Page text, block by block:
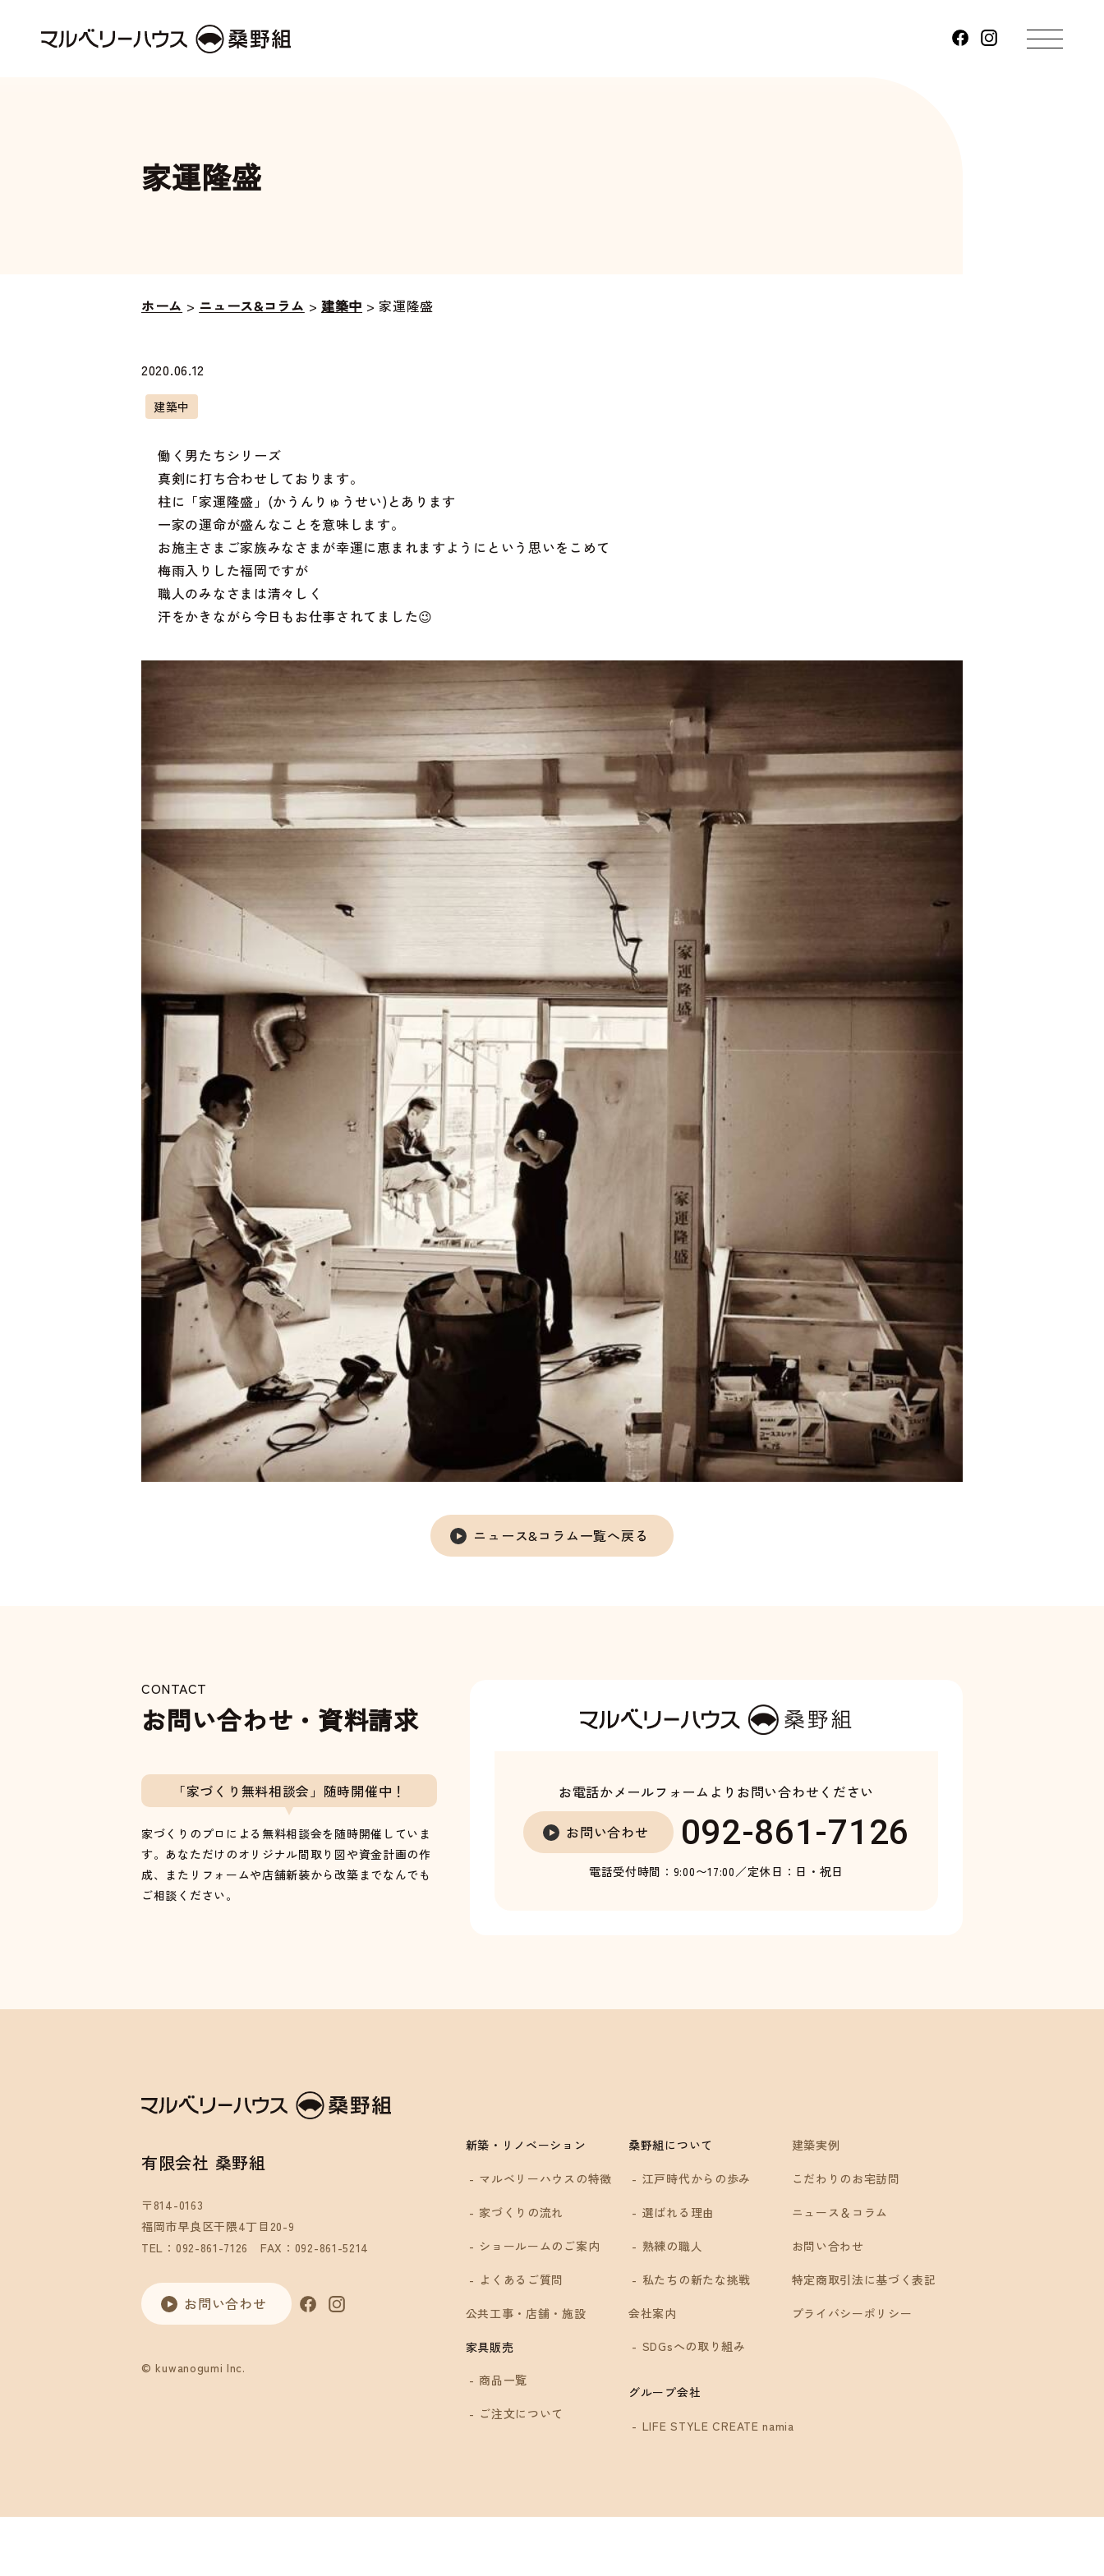
家運隆盛
ホーム > ニュース&コラム > 建築中 > 家運隆盛
2020.06.12
建築中
働く男たちシリーズ
真剣に打ち合わせしております。
柱に「家運隆盛」(かうんりゅうせい)とあります
一家の運命が盛んなことを意味します。
お施主さまご家族みなさまが幸運に恵まれますようにという思いをこめて
梅雨入りした福岡ですが
職人のみなさまは清々しく
汗をかきながら今日もお仕事されてました😉
ニュース&コラム一覧へ戻る
CONTACT
お問い合わせ・資料請求
「家づくり無料相談会」随時開催中！
家づくりのプロによる無料相談会を随時開催していま
す。あなただけのオリジナル間取り図や資金計画の作
成、またリフォームや店舗新装から改築までなんでも
ご相談ください。
お電話かメールフォームより お問い合わせください
お問い合わせ 092-861-7126
電話受付時間：9:00〜17:00／定休日：日・祝日
有限会社 桑野組
〒814-0163
福岡市早良区干隈4丁目20-9
TEL：092-861-7126
FAX：092-861-5214
お問い合わせ
© kuwanogumi Inc.
新築・リノベーション
マルベリーハウスの特徴
家づくりの流れ
ショールームのご案内
よくあるご質問
公共工事・店舗・施設
家具販売
商品一覧
ご注文について
桑野組について
江戸時代からの歩み
選ばれる理由
熟練の職人
私たちの新たな挑戦
会社案内
SDGsへの取り組み
グループ会社
LIFE STYLE CREATE namia
建築実例
こだわりのお宅訪問
ニュース＆コラム
お問い合わせ
特定商取引法に基づく表記
プライバシーポリシー